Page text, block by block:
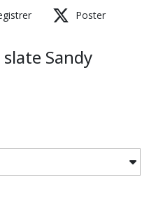
Poster
Sandy